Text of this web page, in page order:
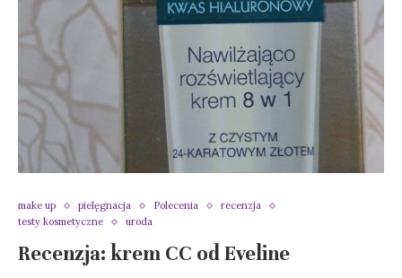
make up pielęgnacja Polecenia
recenzja
testy kosmetyczne
uroda
Recenzja: krem CC od Eveline